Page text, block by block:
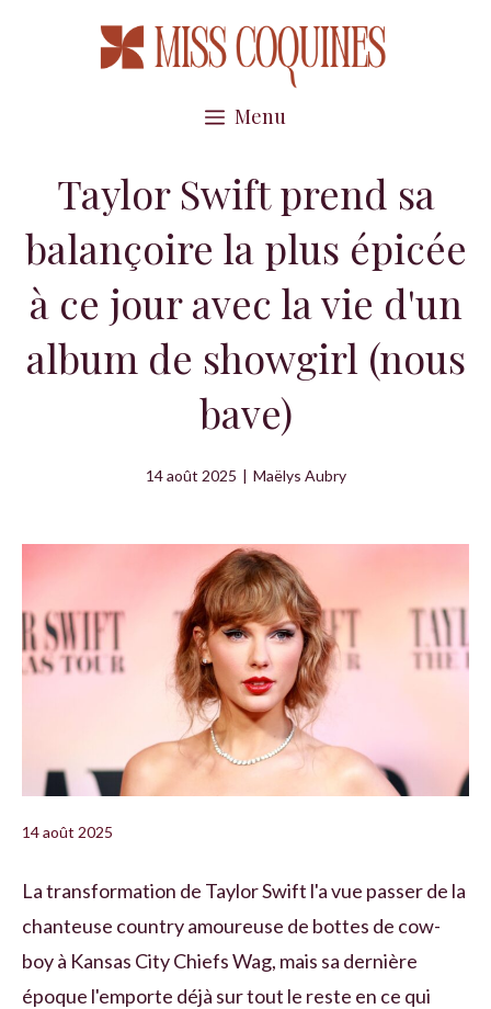
Menu
Taylor Swift prend sa
balançoire la plus épicée
à ce jour avec la vie d'un
album de showgirl (nous
bave)
14 août 2025 | Maëlys Aubry
14 août 2025
La transformation de Taylor Swift l'a vue passer de la
chanteuse country amoureuse de bottes de cow-
boy à Kansas City Chiefs Wag, mais sa dernière
époque l'emporte déjà sur tout le reste en ce qui